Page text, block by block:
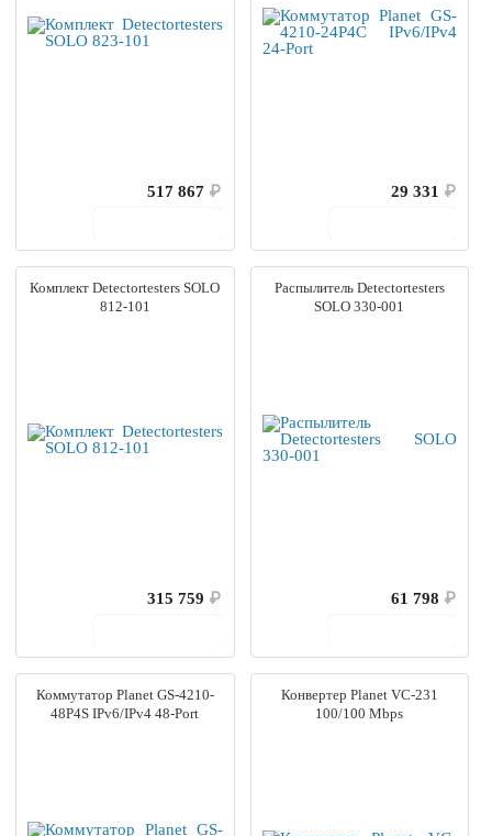
517 867 ₽
29 331 ₽
Комплект Detectortesters SOLO
812-101
315 759 ₽
Распылитель Detectortesters
SOLO 330-001
61 798 ₽
Коммутатор Planet GS-4210-
48P4S IPv6/IPv4 48-Port
Конвертер Planet VC-231
100/100 Mbps